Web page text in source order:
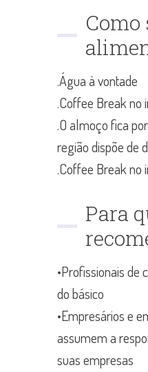
Como
.Água à vontade
.Coffee Break no
.O almoço fica
região dispõe de
.Coffee Break no
Para
•Profissionais de
do básico
•Empresários e
assumem a
suas empresas